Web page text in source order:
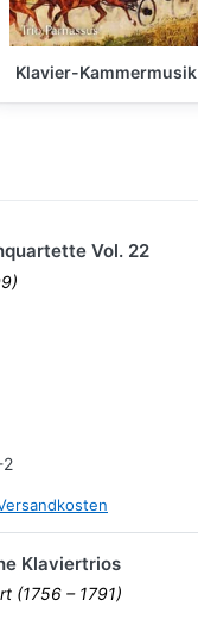
Klavier-Kammermusik
Vol. 22
2
Klaviertrios
(1756 – 1791)